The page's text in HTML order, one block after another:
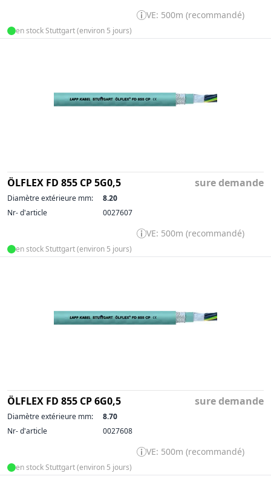
VE: 500m (recommandé)
en stock Stuttgart (environ 5 jours)
ÖLFLEX FD 855 CP 5G0,5 sure demande
Diamètre extérieure mm:
8.20
Nr- d'article
0027607
VE: 500m (recommandé)
en stock Stuttgart (environ 5 jours)
ÖLFLEX FD 855 CP 6G0,5 sure demande
Diamètre extérieure mm:
8.70
Nr- d'article
0027608
VE: 500m (recommandé)
en stock Stuttgart (environ 5 jours)